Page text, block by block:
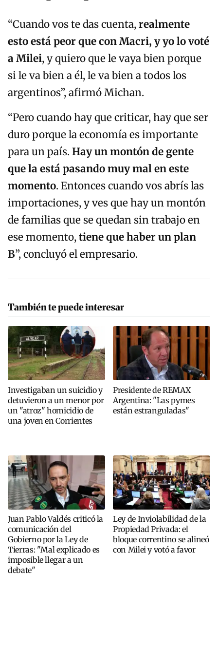
“Cuando vos te das cuenta,realmente
esto está peor que con Macri, y yo lo voté
a Milei, y quiero que le vaya bien porque
si le va bien a él, le va bien a todos los
argentinos”, afirmó Michan.
“Pero cuando hay que criticar, hay que ser
duro porque la economía es importante
para un país. Hay un montón de gente
que la está pasando muy mal en este
momento. Entonces cuando vos abrís las
importaciones, y ves que hay un montón
de familias que se quedan sin trabajo en
ese momento,tiene que haber un plan
B”, concluyó el empresario.
También te puede interesar
Investigaban un suicidio y
detuvieron a un menor por
un "atroz" homicidio de
una joven en Corrientes
Presidente de REMAX
Argentina: "Las pymes
están estranguladas"
Juan Pablo Valdés criticó la
comunicación del
Gobierno por la Ley de
Tierras: "Mal explicado es
imposible llegar a un
debate"
Ley de Inviolabilidad de la
Propiedad Privada: el
bloque correntino se alineó
con Milei y votó a favor